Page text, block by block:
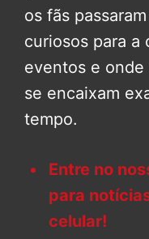
os fãs
curiosos para a
eventos e
se encaixam
tempo.
Entre no
para
celular!